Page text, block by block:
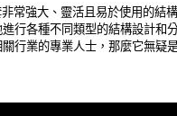
常強大、靈活且易於使用的結構
行各種不同類型的結構設計和
行業的專業人士，那麼它無疑